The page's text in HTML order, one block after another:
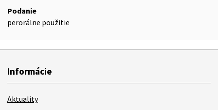
Podanie
perorálne použitie
Informácie
Aktuality